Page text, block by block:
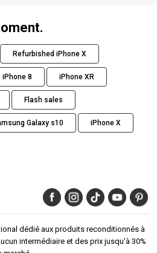
Refurbished iPhone X
iPhone 8 iPhone XR
Flash sales
Galaxy s10 iPhone X
dédié aux produits reconditionnés à
intermédiaire et des prix jusqu'à 30%